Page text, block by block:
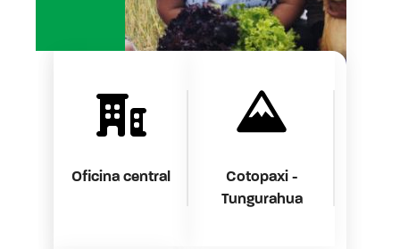
Oficina central
Cotopaxi -
Tungurahua